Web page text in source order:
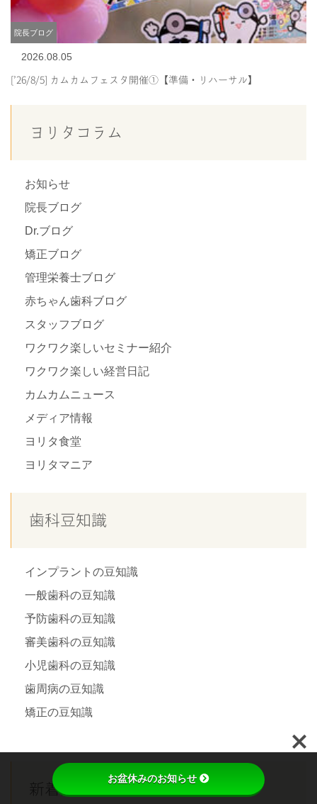
院長ブログ
2026.08.05
[’26/8/5] カムカムフェスタ開催①【準備・リハーサル】
ヨリタコラム
お知らせ
院長ブログ
Dr.ブログ
矯正ブログ
管理栄養士ブログ
赤ちゃん歯科ブログ
スタッフブログ
ワクワク楽しいセミナー紹介
ワクワク楽しい経営日記
カムカムニュース
メディア情報
ヨリタ食堂
ヨリタマニア
歯科豆知識
インプラントの豆知識
一般歯科の豆知識
予防歯科の豆知識
審美歯科の豆知識
小児歯科の豆知識
歯周病の豆知識
矯正の豆知識
新着記事
phone_iphone
072-966-1128 採用情報
お盆休みのお知らせ